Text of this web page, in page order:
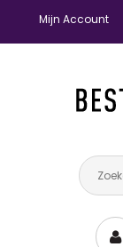
Mijn Account